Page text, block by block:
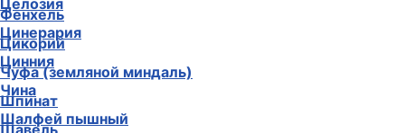
Целозия
Цинерария
Цинния
Чина
Шалфей пышный
Фенхель
Цикорий
Чуфа (земляной миндаль)
Шпинат
Щавель